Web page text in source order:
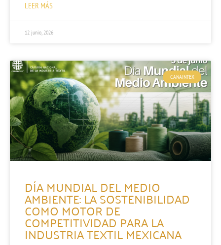
LEER MÁS
12 junio, 2026
CANAINTEX
DÍA MUNDIAL DEL MEDIO
AMBIENTE: LA SOSTENIBILIDAD
COMO MOTOR DE
COMPETITIVIDAD PARA LA
INDUSTRIA TEXTIL MEXICANA